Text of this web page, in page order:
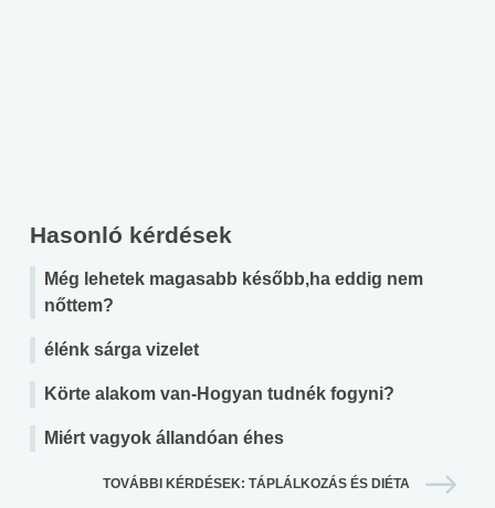
Hasonló kérdések
Még lehetek magasabb később,ha eddig nem
nőttem?
élénk sárga vizelet
Körte alakom van-Hogyan tudnék fogyni?
Miért vagyok állandóan éhes
TOVÁBBI KÉRDÉSEK: TÁPLÁLKOZÁS ÉS DIÉTA